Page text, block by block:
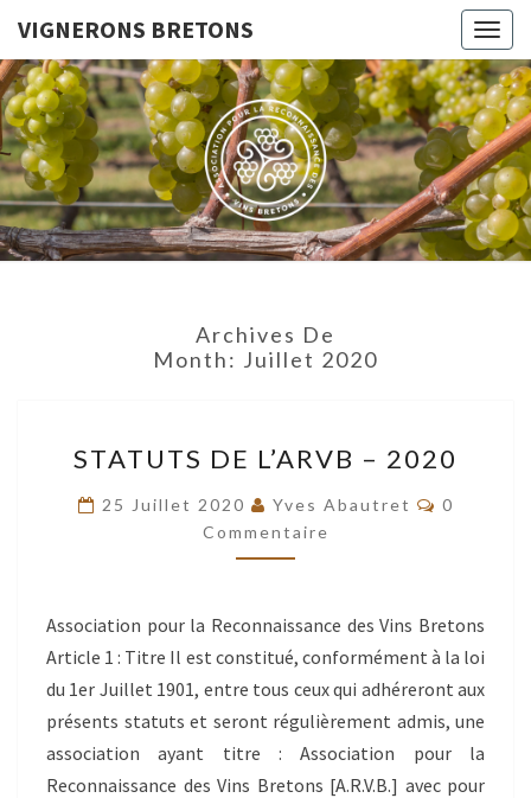
VIGNERONS BRETONS
Le Site De
L'Association
Pour La
Reconnaissance
Des Vins
Bretons
Archives De
Month: Juillet 2020
DE
L’ARVB
–
2020
STATUTS DE L’ARVB – 2020
25 Juillet 2020 Yves Abautret
0
Commentaire
Association pour la Reconnaissance des Vins Bretons
Article 1 : Titre Il est constitué, conformément à la loi
du 1er Juillet 1901, entre tous ceux qui adhéreront aux
présents statuts et seront régulièrement admis, une
association ayant titre : Association pour la
Reconnaissance des Vins Bretons [A.R.V.B.] avec pour